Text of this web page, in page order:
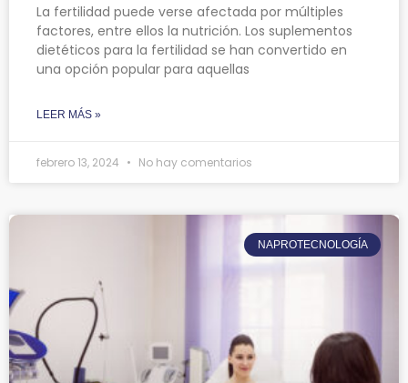
La fertilidad puede verse afectada por múltiples
factores, entre ellos la nutrición. Los suplementos
dietéticos para la fertilidad se han convertido en
una opción popular para aquellas
LEER MÁS »
febrero 13, 2024 No hay comentarios
NAPROTECNOLOGÍA